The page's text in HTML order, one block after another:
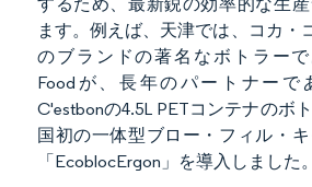
ます。例えば、天津では、コカ・
のブランドの著名なボトラーで
Foodが、長年のパートナーで
C'estbonの4.5L PETコンテナのボ
国初の一体型ブロー・フィル・
「EcoblocErgon」を導入しました。